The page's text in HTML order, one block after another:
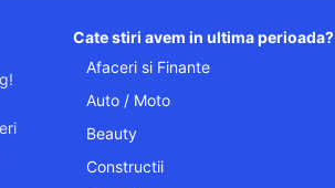
Cate stiri avem in ultima perioada?
Afaceri si Finante
Auto / Moto
Beauty
Constructii